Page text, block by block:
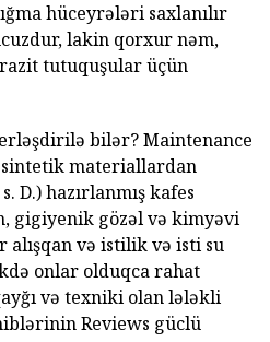
hüceyrələri saxlanılır
lakin qorxur nəm,
tutuquşular üçün
bilər? Maintenance
sintetik materiallardan
D.) hazırlanmış kafes
gigiyenik gözəl və kimyəvi
və istilik və isti su
onlar olduqca rahat
və texniki olan lələkli
Reviews güclü